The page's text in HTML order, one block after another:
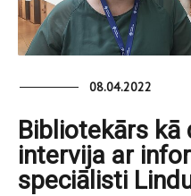
08.04.2022
Bibliotekārs
intervija ar
speciālisti